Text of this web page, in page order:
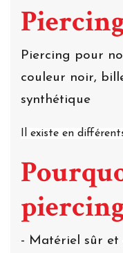
Piercing pour
couleur noir,
synthétique
Il existe en
- Matériel sûr et